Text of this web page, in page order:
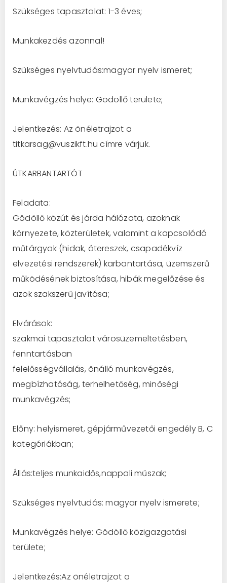
Szükséges tapasztalat: 1-3 éves;
Munkakezdés azonnal!
Szükséges nyelvtudás:magyar nyelv ismeret;
Munkavégzés helye: Gödöllő területe;
Jelentkezés: Az önéletrajzot a
titkarsag@vuszikft.hu címre várjuk.
ÚTKARBANTARTÓT
Feladata:
Gödöllő közút és járda hálózata, azoknak
környezete, közterületek, valamint a kapcsolódó
műtárgyak (hidak, átereszek, csapadékvíz
elvezetési rendszerek) karbantartása, üzemszerű
működésének biztosítása, hibák megelőzése és
azok szakszerű javítása;
Elvárások:
szakmai tapasztalat városüzemeltetésben,
fenntartásban
felelősségvállalás, önálló munkavégzés,
megbízhatóság, terhelhetőség, minőségi
munkavégzés;
Előny: helyismeret, gépjárművezetői engedély B, C
kategóriákban;
Állás:teljes munkaidős,nappali műszak;
Szükséges nyelvtudás: magyar nyelv ismerete;
Munkavégzés helye: Gödöllő közigazgatási
területe;
Jelentkezés:Az önéletrajzot a